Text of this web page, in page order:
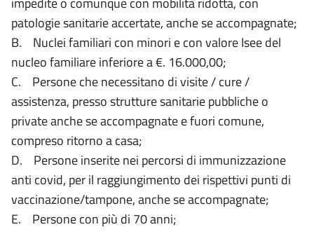
patologie sanitarie accertate, anche se accompagnate;
B. Nuclei familiari con minori e con valore Isee del
nucleo familiare inferiore a €. 16.000,00;
C. Persone che necessitano di visite / cure /
assistenza, presso strutture sanitarie pubbliche o
private anche se accompagnate e fuori comune,
compreso ritorno a casa;
D. Persone inserite nei percorsi di immunizzazione
anti covid, per il raggiungimento dei rispettivi punti di
vaccinazione/tampone, anche se accompagnate;
E. Persone con più di 70 anni;